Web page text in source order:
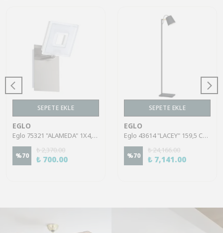
SEPETE EKLE
EGLO
Eglo 75321 "ALAMEDA" 1X4,5W Çelik Nikel Mat Sıva Üstü Spot
%70
₺ 2,370.00
₺ 700.00
SEPETE EKLE
EGLO
Eglo 43614 "LACEY" 159,5 Cm Yüksekliğinde Çelik, Ahşap Köşe Lambası Lambader
%70
₺ 24,166.00
₺ 7,141.00